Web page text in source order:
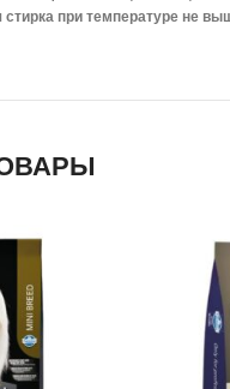
стирка при температуре не